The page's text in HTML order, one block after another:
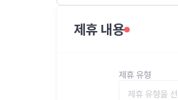
제휴 내용
제휴 유형
제휴 유형을